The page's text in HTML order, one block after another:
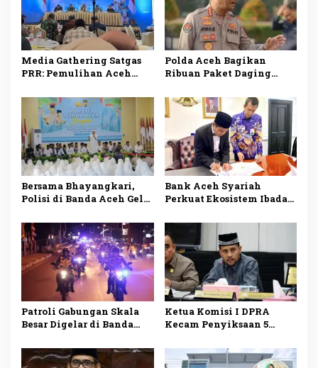
Media Gathering Satgas
PRR: Pemulihan Aceh
Fase Transisi
Polda Aceh Bagikan
Ribuan Paket Daging
dan Awak Media
Bersama Bhayangkari,
Polisi di Banda Aceh Gelar
Korban Banjir
Bank Aceh Syariah
Perkuat Ekosistem Ibadah:
Kementerian Haji dan
Umrah RI
Patroli Gabungan Skala
Besar Digelar di Banda
Dandim Ikut Memimpin
Ketua Komisi I DPRA
Kecam Penyiksaan 5
Cumi Maluku